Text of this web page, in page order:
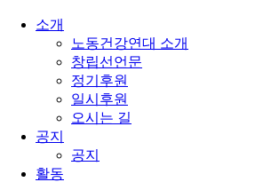
소개
노동건강연대 소개
창립선언문
정기후원
일시후원
오시는 길
공지
공지
활동